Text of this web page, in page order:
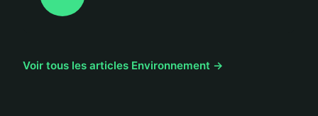
Voir tous les articles Environnement →